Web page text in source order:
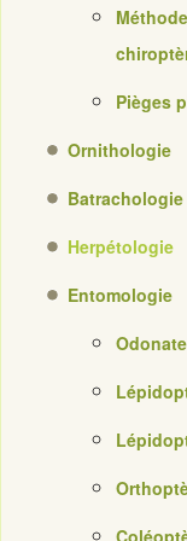
Pièges
Ornithologie
Batrachologie
Herpétologie
Entomologie